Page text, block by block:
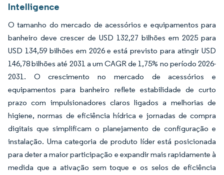
Intelligence
O tamanho do mercado de acessórios e equipamentos para
banheiro deve crescer de USD 132,27 bilhões em 2025 para
USD 134,59 bilhões em 2026 e está previsto para atingir USD
146,78 bilhões até 2031 a um CAGR de 1,75% no período 2026-
2031. O crescimento no mercado de acessórios e
equipamentos para banheiro reflete estabilidade de curto
prazo com impulsionadores claros ligados a melhorias de
higiene, normas de eficiência hídrica e jornadas de compra
digitais que simplificam o planejamento de configuração e
instalação. Uma categoria de produto líder está posicionada
para deter a maior participação e expandir mais rapidamente à
medida que a ativação sem toque e os selos de eficiência